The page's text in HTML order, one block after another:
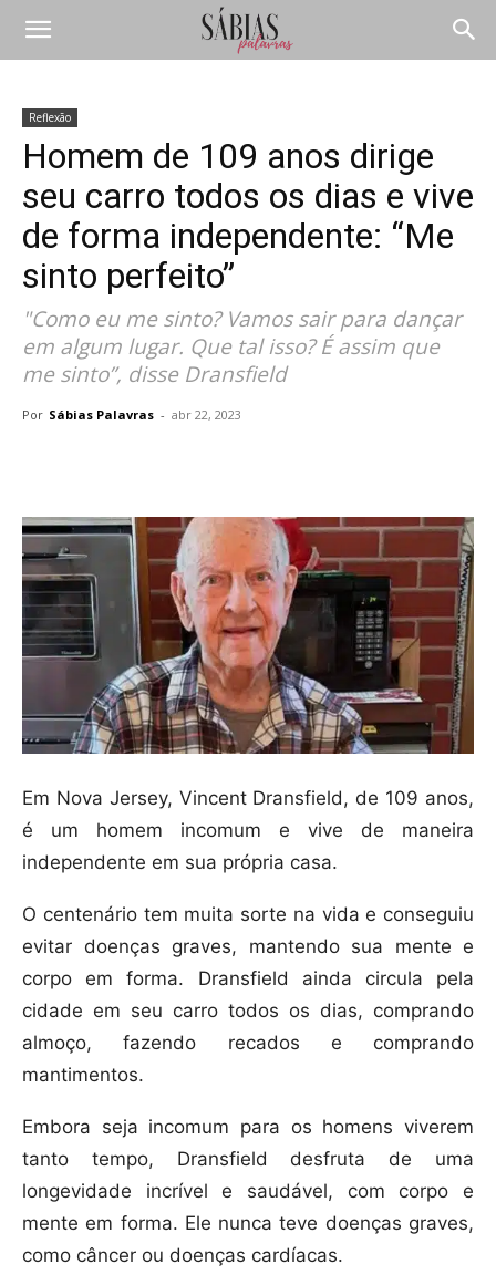
Reflexão
Homem de 109 anos dirige
seu carro todos os dias e vive
de forma independente: “Me
sinto perfeito”
"Como eu me sinto? Vamos sair para dançar
em algum lugar. Que tal isso? É assim que
me sinto”, disse Dransfield
Por Sábias Palavras - abr 22, 2023
Em Nova Jersey, Vincent Dransfield, de 109 anos,
é um homem incomum e vive de maneira
independente em sua própria casa.
O centenário tem muita sorte na vida e conseguiu
evitar doenças graves, mantendo sua mente e
corpo em forma. Dransfield ainda circula pela
cidade em seu carro todos os dias, comprando
almoço, fazendo recados e comprando
mantimentos.
Embora seja incomum para os homens viverem
tanto tempo, Dransfield desfruta de uma
longevidade incrível e saudável, com corpo e
mente em forma. Ele nunca teve doenças graves,
como câncer ou doenças cardíacas.